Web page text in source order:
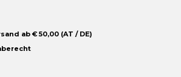
ab € 50,00 (AT / DE)